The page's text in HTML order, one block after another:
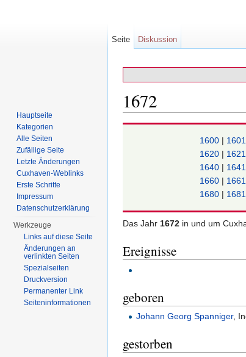
1672
1600 | 1601
1620 | 1621
1640 | 1641
1660 | 1661
1680 | 1681
Das Jahr 1672 in und um
Ereignisse
geboren
Johann Georg Spanniger,
gestorben
Seite Diskussion
Hauptseite
Kategorien
Alle Seiten
Zufällige Seite
Letzte Änderungen
Cuxhaven-Weblinks
Erste Schritte
Impressum
Datenschutzerklärung
Werkzeuge
Links auf diese Seite
Änderungen an
verlinkten Seiten
Spezialseiten
Druckversion
Permanenter Link
Seiten­informationen